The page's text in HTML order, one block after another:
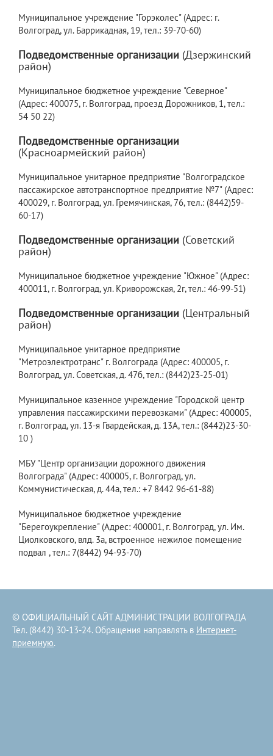
Муниципальное учреждение "Горэколес" (Адрес: г.
Волгоград, ул. Баррикадная, 19, тел.: 39-70-60)
Подведомственные организации (Дзержинский
район)
Муниципальное бюджетное учреждение "Северное"
(Адрес: 400075, г. Волгоград, проезд Дорожников, 1, тел.:
54 50 22)
Подведомственные организации
(Красноармейский район)
Муниципальное унитарное предприятие "Волгоградское
пассажирское автотранспортное предприятие №7" (Адрес:
400029, г. Волгоград, ул. Гремячинская, 76, тел.: (8442)59-
60-17)
Подведомственные организации (Советский
район)
Муниципальное бюджетное учреждение "Южное" (Адрес:
400011, г. Волгоград, ул. Криворожская, 2г, тел.: 46-99-51)
Подведомственные организации (Центральный
район)
Муниципальное унитарное предприятие
"Метроэлектротранс" г. Волгограда (Адрес: 400005, г.
Волгоград, ул. Советская, д. 47б, тел.: (8442)23-25-01)
Муниципальное казенное учреждение "Городской центр
управления пассажирскими перевозками" (Адрес: 400005,
г. Волгоград, ул. 13-я Гвардейская, д. 13А, тел.: (8442)23-30-
10 )
МБУ "Центр организации дорожного движения
Волгограда" (Адрес: 400005, г. Волгоград, ул.
Коммунистическая, д. 44а, тел.: +7 8442 96-61-88)
Муниципальное бюджетное учреждение
"Берегоукрепление" (Адрес: 400001, г. Волгоград, ул. Им.
Циолковского, влд. 3а, встроенное нежилое помещение
подвал , тел.: 7(8442) 94-93-70)
© ОФИЦИАЛЬНЫЙ САЙТ АДМИНИСТРАЦИИ ВОЛГОГРАДА
Тел. (8442) 30-13-24. Обращения направлять в Интернет-
приемную.